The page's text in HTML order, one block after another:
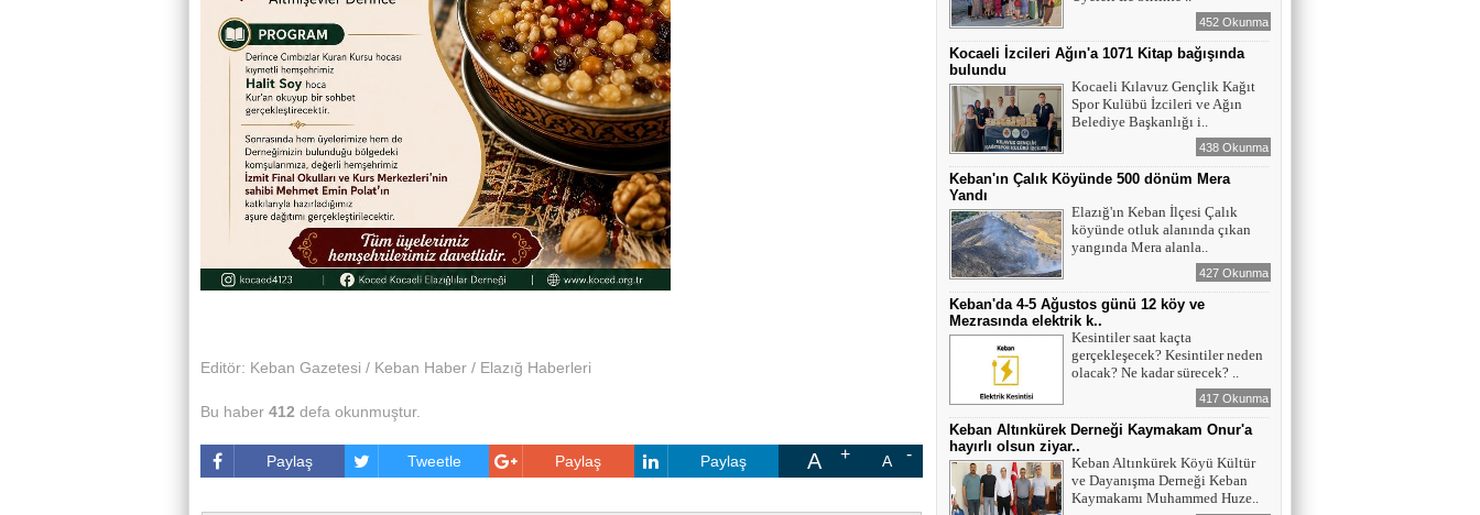
Editör: Keban Gazetesi / Keban Haber / Elazığ Haberleri
Bu haber 412 defa okunmuştur.
Paylaş Tweetle Paylaş Paylaş A A
EĞİTİMCİ - YAZAR : MİDRAN YOKUŞ
DİKİLİ TAŞLAR - 8
452 Okunma
Kocaeli İzcileri Ağın'a 1071 Kitap bağışında
bulundu
Kocaeli Kılavuz Gençlik Kağıt
Spor Kulübü İzcileri ve Ağın
Belediye Başkanlığı i..
438 Okunma
Keban'ın Çalık Köyünde 500 dönüm Mera
Yandı
Elazığ'ın Keban İlçesi Çalık
köyünde otluk alanında çıkan
yangında Mera alanla..
427 Okunma
Keban'da 4-5 Ağustos günü 12 köy ve
Mezrasında elektrik k..
Kesintiler saat kaçta
gerçekleşecek? Kesintiler neden
olacak? Ne kadar sürecek? ..
417 Okunma
Keban Altınkürek Derneği Kaymakam Onur'a
hayırlı olsun ziyar..
Keban Altınkürek Köyü Kültür
ve Dayanışma Derneği Keban
Kaymakamı Muhammed Huze..